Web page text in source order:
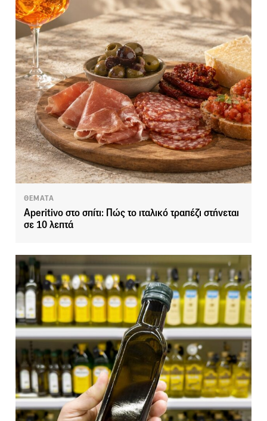
ΘΕΜΑΤΑ
Aperitivo στο σπίτι: Πώς το ιταλικό τραπέζι στήνεται
σε 10 λεπτά